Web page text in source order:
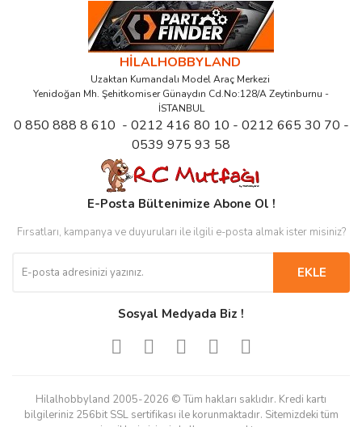
HİLALHOBBYLAND
Uzaktan Kumandalı Model Araç Merkezi
Yenidoğan Mh. Şehitkomiser Günaydın Cd.No:128/A Zeytinburnu -
İSTANBUL
0 850 888 8 610 - 0212 416 80 10 - 0212 665 30 70 -
0539 975 93 58
E-Posta Bültenimize Abone Ol !
Fırsatları, kampanya ve duyuruları ile ilgili e-posta almak ister misiniz?
EKLE
Sosyal Medyada Biz !
Hilalhobbyland 2005-2026 © Tüm hakları saklıdır. Kredi kartı
bilgileriniz 256bit SSL sertifikası ile korunmaktadır. Sitemizdeki tüm